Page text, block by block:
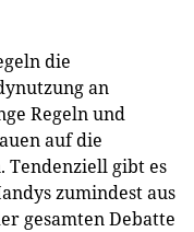
die
an
Regeln und
auf die
Tendenziell gibt es
zumindest aus
gesamten Debatte